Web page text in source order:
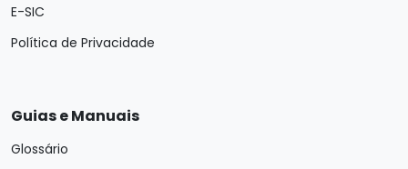
E-SIC
Política de Privacidade
Guias e Manuais
Glossário